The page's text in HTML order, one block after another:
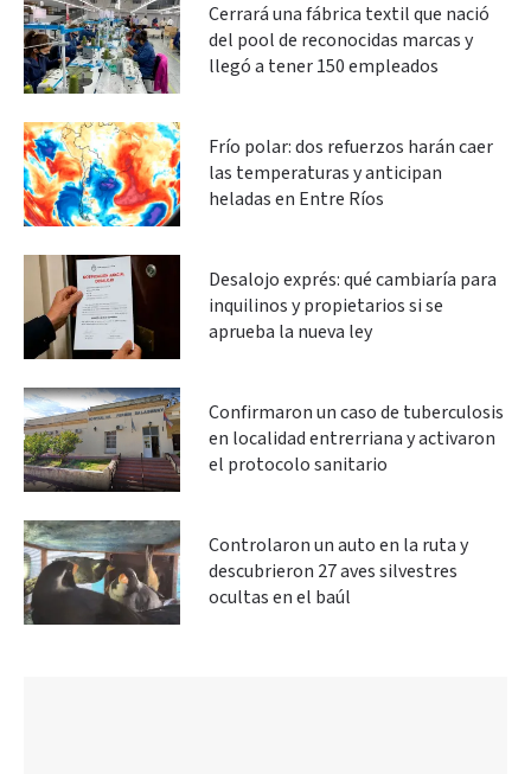
Cerrará una fábrica textil que nació
del pool de reconocidas marcas y
llegó a tener 150 empleados
Frío polar: dos refuerzos harán caer
las temperaturas y anticipan
heladas en Entre Ríos
Desalojo exprés: qué cambiaría para
inquilinos y propietarios si se
aprueba la nueva ley
Confirmaron un caso de tuberculosis
en localidad entrerriana y activaron
el protocolo sanitario
Controlaron un auto en la ruta y
descubrieron 27 aves silvestres
ocultas en el baúl